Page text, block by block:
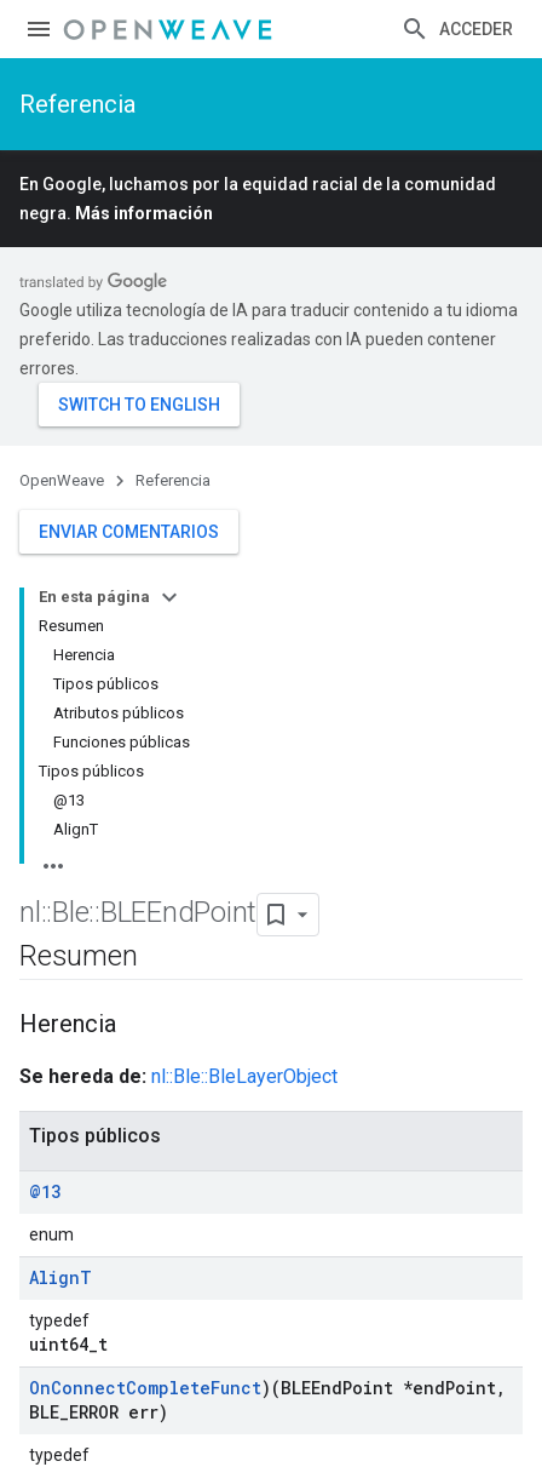
ACCEDER
Referencia
En Google, luchamos por la equidad racial de la comunidad
negra. Más información
Google utiliza tecnología de IA para traducir contenido a tu idioma
preferido. Las traducciones realizadas con IA pueden contener
errores.
OpenWeave Referencia
ENVIAR COMENTARIOS
En esta página
Resumen
Herencia
Tipos públicos
Atributos públicos
Funciones públicas
Tipos públicos
@13
AlignT
nl ::Ble::BLEEndPoint
Resumen
Herencia
Se hereda de: nl::Ble::BleLayerObject
Tipos públicos
@13
enum
AlignT
typedef
uint64_t
OnConnectCompleteFunct)(BLEEndPoint *endPoint,
BLE ERROR err)
typedef